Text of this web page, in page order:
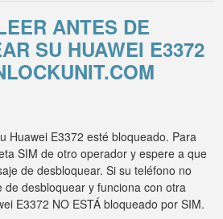
ANTES DE
SU HUAWEI E3372
Huawei E3372 esté bloqueado. Para
SIM de otro operador y espere a que
de desbloquear. Si su teléfono no
de desbloquear y funciona con otra
E3372 NO ESTÁ bloqueado por SIM.